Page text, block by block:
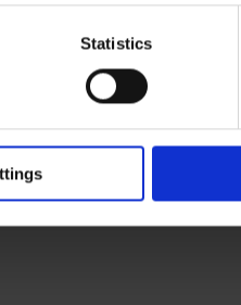
please visit our
Statistics